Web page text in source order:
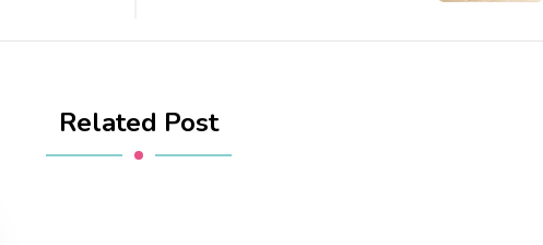
Related Post